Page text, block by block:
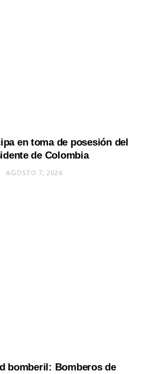
en toma de posesión del
de Colombia
AGOSTO 7, 2026
bomberil: Bomberos de